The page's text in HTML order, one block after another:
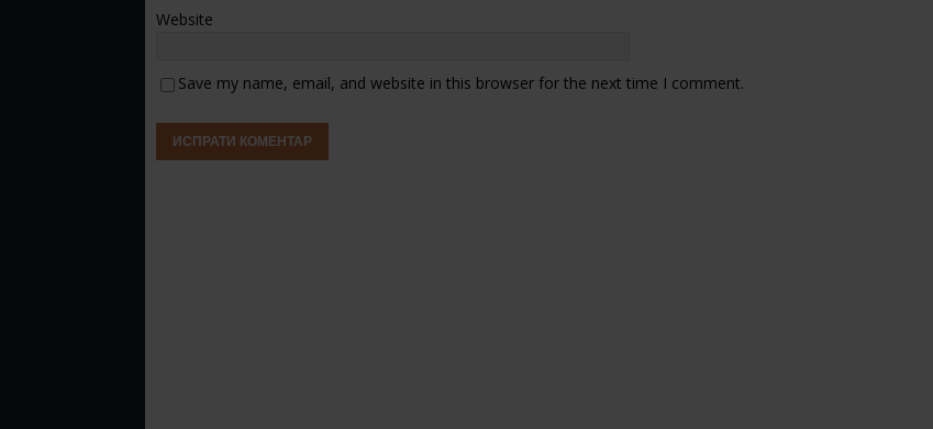
Website
Save my name, email, and website in this browser for the next time I comment.